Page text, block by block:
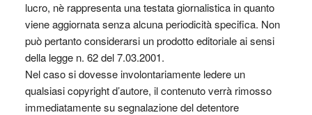
lucro, nè rappresenta una testata giornalistica in quanto
viene aggiornata senza alcuna periodicità specifica. Non
può pertanto considerarsi un prodotto editoriale ai sensi
della legge n. 62 del 7.03.2001.
Nel caso si dovesse involontariamente ledere un
qualsiasi copyright d’autore, il contenuto verrà rimosso
immediatamente su segnalazione del detentore